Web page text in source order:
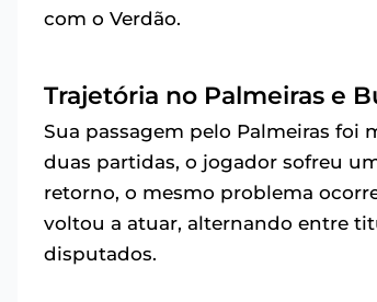
com o Verdão.
Trajetória no Palmeiras e
Sua passagem pelo Palmeiras foi
duas partidas, o jogador sofreu
retorno, o mesmo problema
voltou a atuar, alternando entre
disputados.